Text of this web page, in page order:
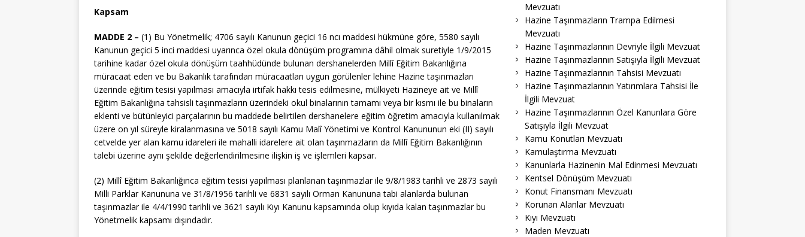
Kapsam
MADDE 2 – (1) Bu Yönetmelik; 4706 sayılı Kanunun geçici 16 ncı maddesi hükmüne göre, 5580 sayılı
Kanunun geçici 5 inci maddesi uyarınca özel okula dönüşüm programına dâhil olmak suretiyle 1/9/2015
tarihine kadar özel okula dönüşüm taahhüdünde bulunan dershanelerden Millî Eğitim Bakanlığına
müracaat eden ve bu Bakanlık tarafından müracaatları uygun görülenler lehine Hazine taşınmazları
üzerinde eğitim tesisi yapılması amacıyla irtifak hakkı tesis edilmesine, mülkiyeti Hazineye ait ve Millî
Eğitim Bakanlığına tahsisli taşınmazların üzerindeki okul binalarının tamamı veya bir kısmı ile bu binaların
eklenti ve bütünleyici parçalarının bu maddede belirtilen dershanelere eğitim öğretim amacıyla kullanılmak
üzere on yıl süreyle kiralanmasına ve 5018 sayılı Kamu Malî Yönetimi ve Kontrol Kanununun eki (II) sayılı
cetvelde yer alan kamu idareleri ile mahalli idarelere ait olan taşınmazların da Millî Eğitim Bakanlığının
talebi üzerine aynı şekilde değerlendirilmesine ilişkin iş ve işlemleri kapsar.
(2) Millî Eğitim Bakanlığınca eğitim tesisi yapılması planlanan taşınmazlar ile 9/8/1983 tarihli ve 2873 sayılı
Milli Parklar Kanununa ve 31/8/1956 tarihli ve 6831 sayılı Orman Kanununa tabi alanlarda bulunan
taşınmazlar ile 4/4/1990 tarihli ve 3621 sayılı Kıyı Kanunu kapsamında olup kıyıda kalan taşınmazlar bu
Yönetmelik kapsamı dışındadır.
Mevzuatı
Hazine Taşınmazların Trampa Edilmesi
Mevzuatı
Hazine Taşınmazlarının Devriyle İlgili Mevzuat
Hazine Taşınmazlarının Satışıyla İlgili Mevzuat
Hazine Taşınmazlarının Tahsisi Mevzuatı
Hazine Taşınmazlarının Yatırımlara Tahsisi İle
İlgili Mevzuat
Hazine Taşınmazlarının Özel Kanunlara Göre
Satışıyla İlgili Mevzuat
Kamu Konutları Mevzuatı
Kamulaştırma Mevzuatı
Kanunlarla Hazinenin Mal Edinmesi Mevzuatı
Kentsel Dönüşüm Mevzuatı
Konut Finansmanı Mevzuatı
Korunan Alanlar Mevzuatı
Kıyı Mevzuatı
Maden Mevzuatı